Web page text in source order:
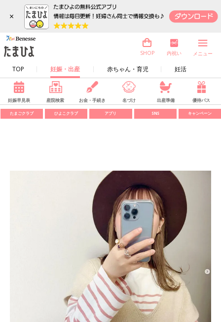
×
TOP 妊娠・出産 赤ちゃん・育児 妊活
SHOP 内祝い メニュー
妊娠早見表 産院検索 お金・手続き 名づけ 出産準備 優待パス
たまごクラブ ひよこクラブ アプリ SNS キャンペーン